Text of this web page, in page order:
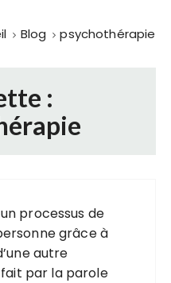
Blog psychothérapie
:
processus de
grâce à
autre
par la parole